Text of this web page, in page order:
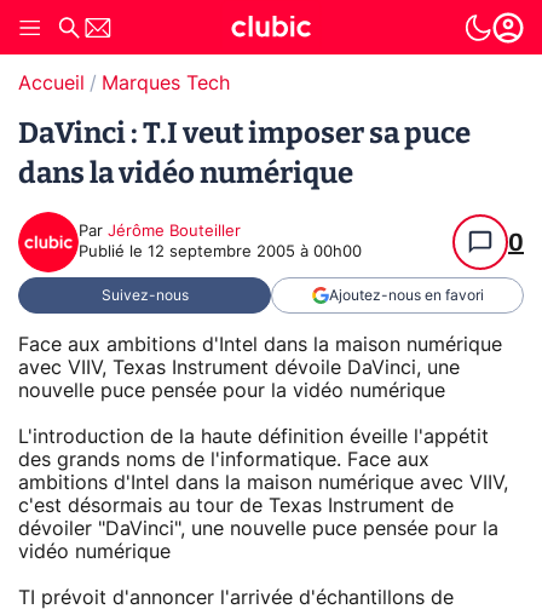
Accueil Marques Tech
DaVinci : T.I veut imposer sa puce
dans la vidéo numérique
Par Jérôme Bouteiller
Publié le 12 septembre 2005 à 00h00 0
Suivez-nous Ajoutez-nous en favori
Face aux ambitions d'Intel dans la maison numérique
avec VIIV, Texas Instrument dévoile DaVinci, une
nouvelle puce pensée pour la vidéo numérique
L'introduction de la haute définition éveille l'appétit
des grands noms de l'informatique. Face aux
ambitions d'Intel dans la maison numérique avec VIIV,
c'est désormais au tour de Texas Instrument de
dévoiler "DaVinci", une nouvelle puce pensée pour la
vidéo numérique
TI prévoit d'annoncer l'arrivée d'échantillons de